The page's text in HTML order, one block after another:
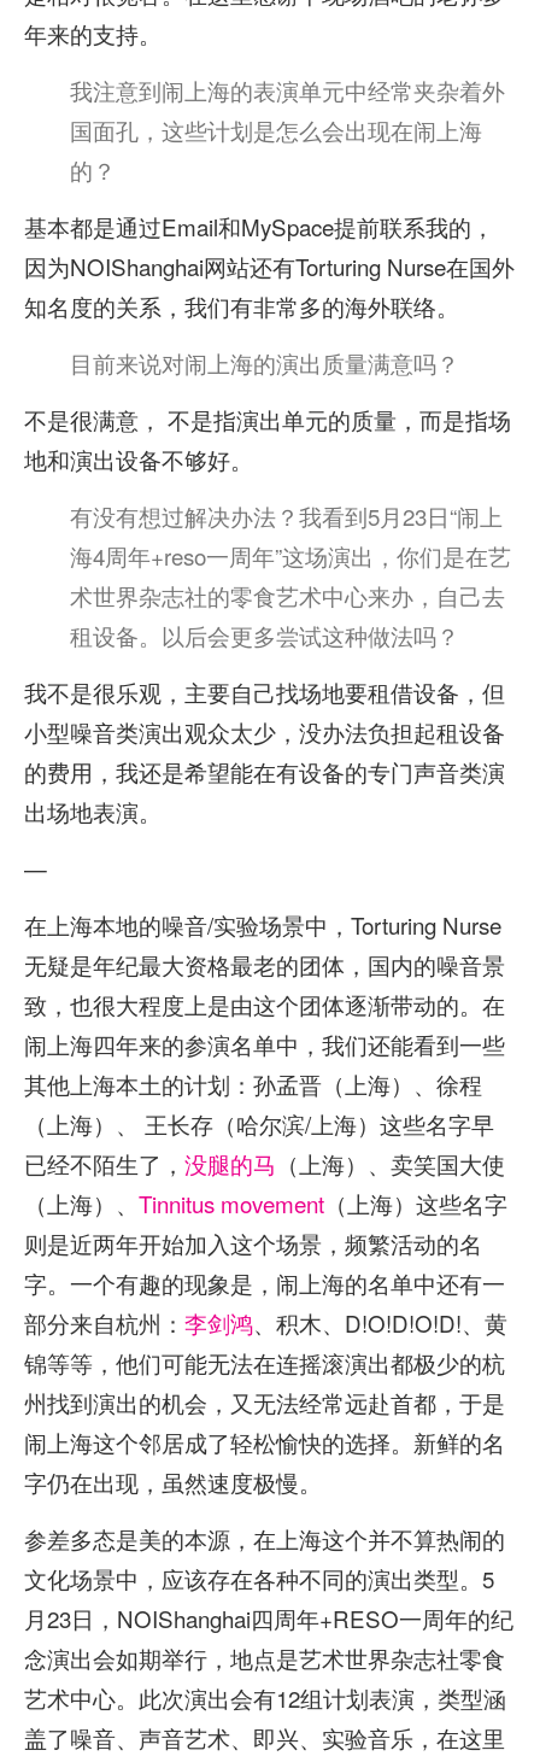
年来的支持。
我注意到闹上海的表演单元中经常夹杂着外
国面孔，这些计划是怎么会出现在闹上海
的？
基本都是通过Email和MySpace提前联系我的，
因为NOIShanghai网站还有Torturing Nurse在国外
知名度的关系，我们有非常多的海外联络。
目前来说对闹上海的演出质量满意吗？
不是很满意， 不是指演出单元的质量，而是指场
地和演出设备不够好。
有没有想过解决办法？我看到5月23日“闹上
海4周年+reso一周年”这场演出，你们是在艺
术世界杂志社的零食艺术中心来办，自己去
租设备。以后会更多尝试这种做法吗？
我不是很乐观，主要自己找场地要租借设备，但
小型噪音类演出观众太少，没办法负担起租设备
的费用，我还是希望能在有设备的专门声音类演
出场地表演。
—
在上海本地的噪音/实验场景中，Torturing Nurse
无疑是年纪最大资格最老的团体，国内的噪音景
致，也很大程度上是由这个团体逐渐带动的。在
闹上海四年来的参演名单中，我们还能看到一些
其他上海本土的计划：孙孟晋（上海）、徐程
（上海）、 王长存（哈尔滨/上海）这些名字早
已经不陌生了， 没腿的马 （上海）、卖笑国大使
（上海）、 Tinnitus movement （上海）这些名字
则是近两年开始加入这个场景，频繁活动的名
字。一个有趣的现象是，闹上海的名单中还有一
部分来自杭州： 李剑鸿、积木、D!O!D!O!D!、黄
锦等等，他们可能无法在连摇滚演出都极少的杭
州找到演出的机会，又无法经常远赴首都，于是
闹上海这个邻居成了轻松愉快的选择。新鲜的名
字仍在出现，虽然速度极慢。
参差多态是美的本源，在上海这个并不算热闹的
文化场景中，应该存在各种不同的演出类型。5
月23日，NOIShanghai四周年+RESO一周年的纪
念演出会如期举行，地点是艺术世界杂志社零食
艺术中心。此次演出会有12组计划表演，类型涵
盖了噪音、声音艺术、即兴、实验音乐，在这里